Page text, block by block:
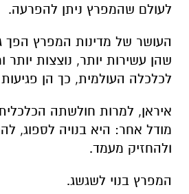
לעולם שהמפרץ ניתן להפרעה.
העושר של מדינות המפרץ הפך
שהן עשירות יותר, נוצצות יותר
לכלכלה העולמית, כך הן פגיעות
איראן, למרות חולשתה
מודל אחר: היא בנויה לספוג,
ולהחזיק מעמד.
המפרץ בנוי לשגשג.